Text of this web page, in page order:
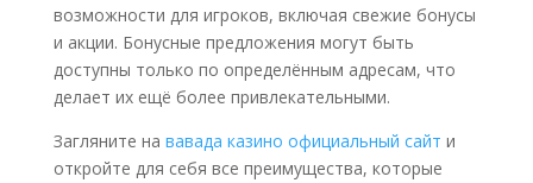
возможности для игроков, включая свежие бонусы
и акции. Бонусные предложения могут быть
доступны только по определённым адресам, что
делает их ещё более привлекательными.
Загляните на вавада казино официальный сайт и
откройте для себя все преимущества, которые